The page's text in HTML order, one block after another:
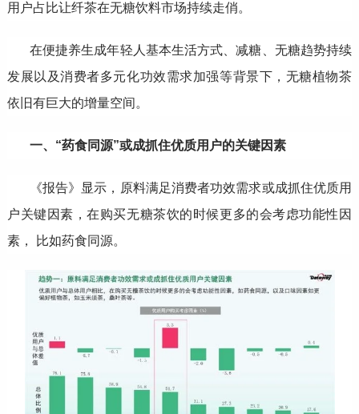
用户占比让纤茶在无糖饮料市场持续走俏。
在便捷养生成年轻人基本生活方式、减糖、无糖趋势持续
发展以及消费者多元化功效需求加强等背景下，无糖植物茶
依旧有巨大的增量空间。
一、“药食同源”或成抓住优质用户的关键因素
《报告》显示，原料满足消费者功效需求或成抓住优质用
户关键因素，在购买无糖茶饮的时候更多的会考虑功能性因
素， 比如药食同源。